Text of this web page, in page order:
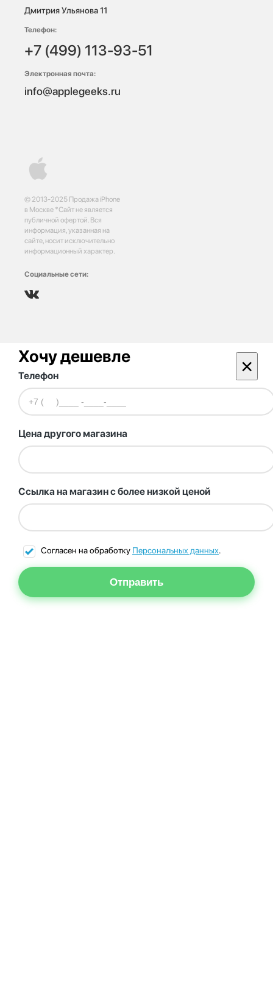
© 2013-2025 Продажа iPhone
в Москве *Сайт не является
публичной офертой. Вся
информация, указанная на
сайте, носит исключительно
информационный характер.
Социальные сети:
Дмитрия Ульянова 11
Телефон:
+7 (499) 113-93-51
Электронная почта:
info@applegeeks.ru
Хочу дешевле ×
Телефон
Цена другого магазина
Ссылка на магазин с более низкой ценой
Согласен на обработку Персональных данных.
Отправить